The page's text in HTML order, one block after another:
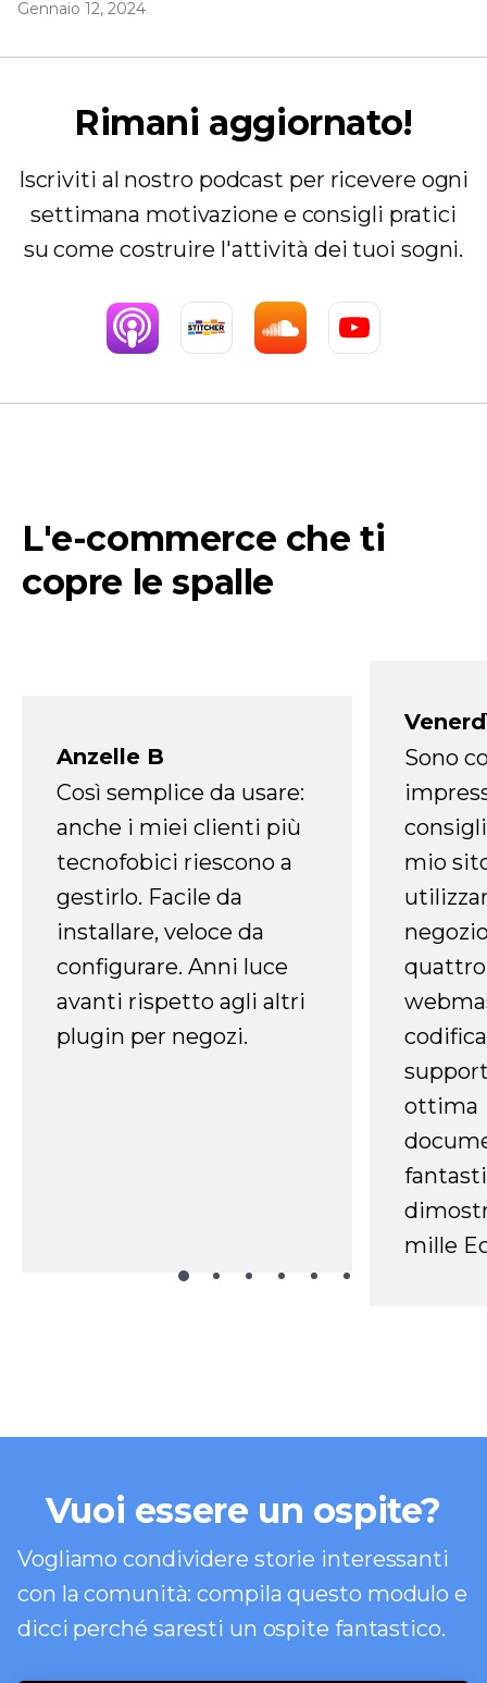
Gennaio 12, 2024
Rimani aggiornato!
Iscriviti al nostro podcast per ricevere ogni
settimana motivazione e consigli pratici
su come costruire l'attività dei tuoi sogni.
L'e-commerce che ti
copre le spalle
Anzelle B
Così semplice da usare:
anche i miei clienti più
tecnofobici riescono a
gestirlo. Facile da
installare, veloce da
configurare. Anni luce
avanti rispetto agli altri
plugin per negozi.
Sono
mio
ottima
mille
Vuoi essere un ospite?
Vogliamo condividere storie interessanti
con la comunità: compila questo modulo e
dicci perché saresti un ospite fantastico.